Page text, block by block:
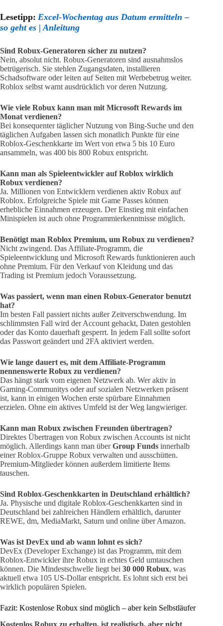
Lesetipp: Excel-Wochentag aus Datum ermitteln –
so geht es | Anleitung
Sind Robux-Generatoren sicher zu nutzen?
Nein, absolut nicht. Robux-Generatoren sind ausnahmslos
betrügerisch. Sie stehlen Zugangsdaten, installieren
Schadsoftware oder leiten auf Seiten mit Werbebetrug weiter.
Roblox selbst warnt ausdrücklich vor deren Nutzung.
Wie viele Robux kann man mit Microsoft Rewards im
Monat verdienen?
Bei konsequenter täglicher Nutzung von Bing-Suche und den
täglichen Aufgaben lassen sich monatlich Punkte für eine
Roblox-Geschenkkarte im Wert von etwa 5 bis 10 Euro
ansammeln, was 400 bis 800 Robux entspricht.
Kann man als Spieleentwickler auf Roblox wirklich
Robux verdienen?
Ja. Millionen von Entwicklern verdienen aktiv Robux auf
Roblox. Erfolgreiche Spiele mit Game Passes können
erhebliche Einnahmen erzeugen. Der Einstieg mit einfachen
Minispielen ist auch ohne Programmierkenntnisse möglich.
Benötigt man Roblox Premium, um Robux zu verdienen?
Nicht zwingend. Das Affiliate-Programm, die
Spieleentwicklung und Microsoft Rewards funktionieren auch
ohne Premium. Für den Verkauf von Kleidung und das
Trading ist Premium jedoch Voraussetzung.
Was passiert, wenn man einen Robux-Generator benutzt
hat?
Im besten Fall passiert nichts außer Zeitverschwendung. Im
schlimmsten Fall wird der Account gehackt, Daten gestohlen
oder das Konto dauerhaft gesperrt. In jedem Fall sollte sofort
das Passwort geändert und 2FA aktiviert werden.
Wie lange dauert es, mit dem Affiliate-Programm
nennenswerte Robux zu verdienen?
Das hängt stark vom eigenen Netzwerk ab. Wer aktiv in
Gaming-Communitys oder auf sozialen Netzwerken präsent
ist, kann in einigen Wochen erste spürbare Einnahmen
erzielen. Ohne ein aktives Umfeld ist der Weg langwieriger.
Kann man Robux zwischen Freunden übertragen?
Direktes Übertragen von Robux zwischen Accounts ist nicht
möglich. Allerdings kann man überGroup Funds innerhalb
einer Roblox-Gruppe Robux verwalten und ausschütten.
Premium-Mitglieder können außerdem limitierte Items
tauschen.
Sind Roblox-Geschenkkarten in Deutschland erhältlich?
Ja. Physische und digitale Roblox-Geschenkkarten sind in
Deutschland bei zahlreichen Händlern erhältlich, darunter
REWE, dm, MediaMarkt, Saturn und online über Amazon.
Was ist DevEx und ab wann lohnt es sich?
DevEx (Developer Exchange) ist das Programm, mit dem
Roblox-Entwickler ihre Robux in echtes Geld umtauschen
können. Die Mindestschwelle liegt bei 30 000 Robux, was
aktuell etwa 105 US-Dollar entspricht. Es lohnt sich erst bei
wirklich populären Spielen.
Fazit: Kostenlose Robux sind möglich – aber kein Selbstläufer
Kostenlos Robux zu erhalten, ist realistisch, aber nicht